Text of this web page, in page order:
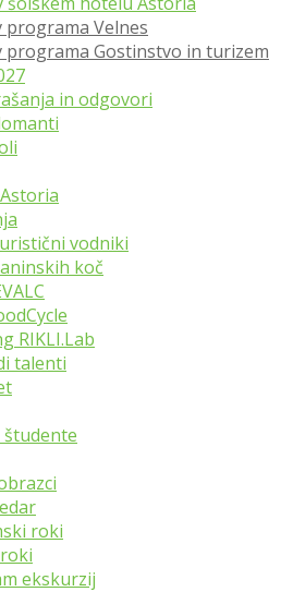
programa Velnes
programa Gostinstvo in turizem
in odgovori
vodniki
koč
RIKLI.Lab
talenti
študente
roki
ekskurzij